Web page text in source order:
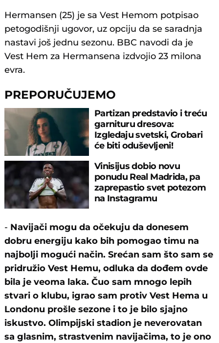
Hermansen (25) je sa Vest Hemom potpisao
petogodišnji ugovor, uz opciju da se saradnja
nastavi još jednu sezonu. BBC navodi da je
Vest Hem za Hermansena izdvojio 23 milona
evra.
PREPORUČUJEMO
Partizan predstavio i treću
garnituru dresova:
Izgledaju svetski, Grobari
će biti oduševljeni!
Vinisijus dobio novu
ponudu Real Madrida, pa
zaprepastio svet potezom
na Instagramu
- Navijači mogu da očekuju da donesem
dobru energiju kako bih pomogao timu na
najbolji mogući način. Srećan sam što sam se
pridružio Vest Hemu, odluka da dođem ovde
bila je veoma laka. Čuo sam mnogo lepih
stvari o klubu, igrao sam protiv Vest Hema u
Londonu prošle sezone i to je bilo sjajno
iskustvo. Olimpijski stadion je neverovatan
sa glasnim, strastvenim navijačima, to je ono